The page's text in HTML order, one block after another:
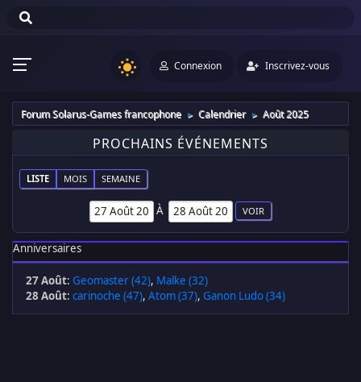
Connexion Inscrivez-vous
Forum Solarus-Games francophone ► Calendrier ► Août 2025
PROCHAINS ÉVÉNEMENTS
LISTE MOIS SEMAINE
À
Anniversaires
27 Août: Geomaster (42), Malke (32)
28 Août: carinoche (47), Atom (37), Ganon Ludo (34)